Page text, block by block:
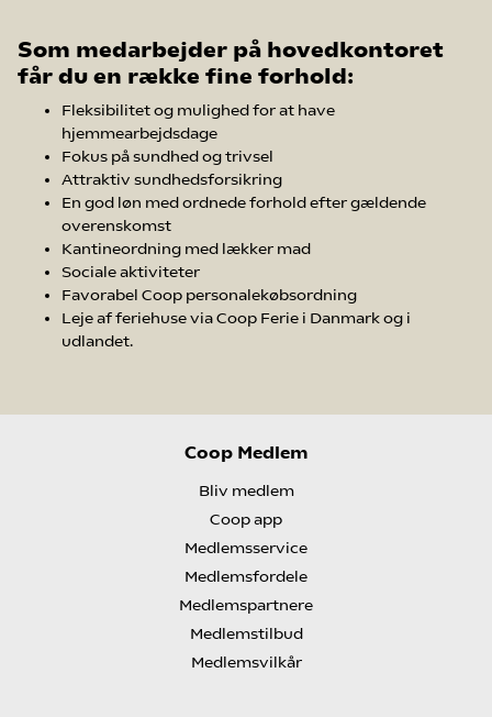
Som medarbejder på hovedkontoret
får du en række fine forhold:
Fleksibilitet og mulighed for at have
hjemmearbejdsdage
Fokus på sundhed og trivsel
Attraktiv sundhedsforsikring​
En god løn med ordnede forhold efter gældende
overenskomst
Kantineordning med lækker mad
Sociale aktiviteter​
Favorabel Coop personalekøbsordning
​Leje af feriehuse via Coop Ferie i Danmark og i
udlandet.
Coop Medlem
Bliv medlem
Coop app
Medlemsservice
Medlemsfordele
Medlemspartnere
Medlemstilbud
Medlemsvilkår